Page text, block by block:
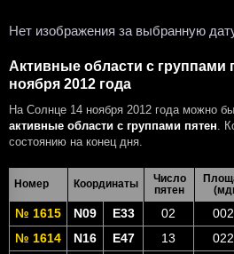
Нет изображения за выбранную
Активные области с группами
ноября 2012 года
На Солнце 14 ноября 2012 года можно
активные области с группами пятен .
состоянию на конец дня.
Номер Координаты
Число
пятен
№ 1615 N09 E33 02
№ 1614
N16 E47 13